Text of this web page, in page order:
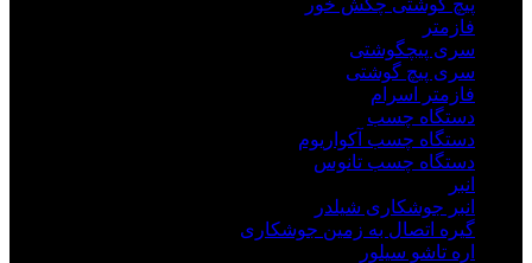
فازمتر
سری پیچگوشتی
سری پیچ گوشتی
فازمتر اسرام
دستگاه چسب
دستگاه چسب آکواریوم
دستگاه چسب تانوس
انبر
انبر جوشکاری شیلدر
گیره اتصال به زمین جوشکاری
اره تاشو سیلور